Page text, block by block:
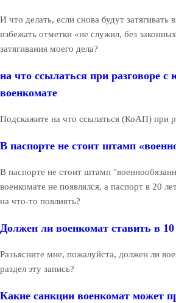
И что делать, если снова будут
избежать отметки «не служил, без
затягивания моего дела?
на что ссылаться при разговоре с
военкомате
Подскажите на что ссылаться (КоАП) при
В паспорте не стоит штамп
В паспорте не стоит штамп
военкомате не появлялся, а паспорт в 20
на что-то повлиять?
Должен ли военкомат ставить в 10
Разъясните мне, пожалуйста, должен ли
раздел эту запись?
Какие санкции военкомат может